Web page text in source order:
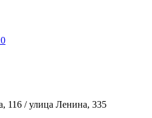
0
116 / улица Ленина, 335